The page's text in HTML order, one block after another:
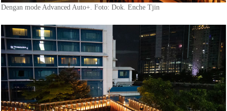
Dengan mode Advanced Auto+. Foto: Dok. Enche Tjin